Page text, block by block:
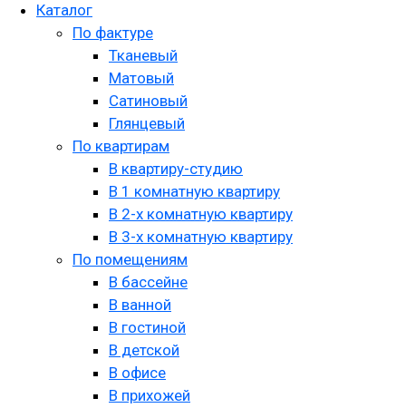
Каталог
По фактуре
Тканевый
Матовый
Сатиновый
Глянцевый
По квартирам
В квартиру-студию
В 1 комнатную квартиру
В 2-х комнатную квартиру
В 3-х комнатную квартиру
По помещениям
В бассейне
В ванной
В гостиной
В детской
В офисе
В прихожей